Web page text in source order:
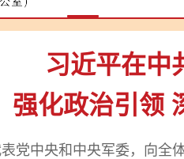
习近平在中
强化政治引领
党中央和中央军委，向全